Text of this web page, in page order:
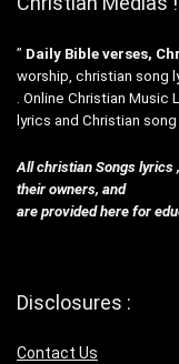
” Daily Bible verses,
worship, christian song
. Online Christian Music
lyrics and Christian
All christian Songs lyrics
their owners, and
are provided here for
Disclosures :
Contact Us